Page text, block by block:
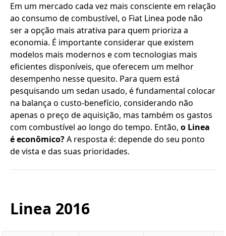
Em um mercado cada vez mais consciente em relação
ao consumo de combustível, o Fiat Linea pode não
ser a opção mais atrativa para quem prioriza a
economia. É importante considerar que existem
modelos mais modernos e com tecnologias mais
eficientes disponíveis, que oferecem um melhor
desempenho nesse quesito. Para quem está
pesquisando um sedan usado, é fundamental colocar
na balança o custo-benefício, considerando não
apenas o preço de aquisição, mas também os gastos
com combustível ao longo do tempo. Então, o Linea
é econômico?A resposta é: depende do seu ponto
de vista e das suas prioridades.
Linea 2016